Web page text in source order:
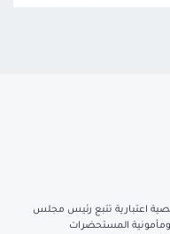
اعتبارية تتبع رئيس مجلس
ومأمونية المستحضرات